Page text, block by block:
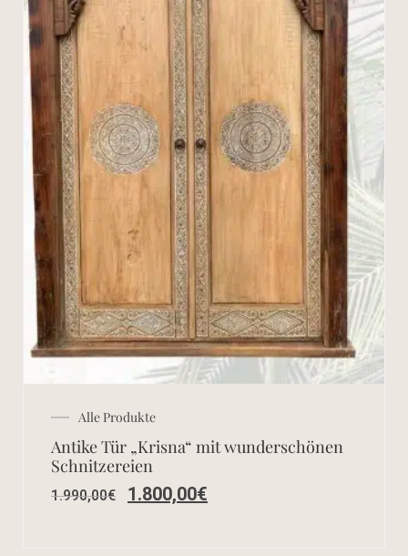
Alle Produkte
Antike Tür „Krisna“ mit wunderschönen
Schnitzereien
1.990,00€ 1.800,00€